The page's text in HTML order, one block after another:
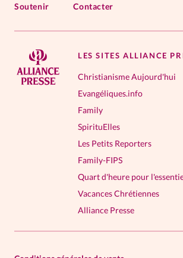
Soutenir Contacter
LES SITES ALLIANCE
Christianisme Aujourd'hui
Evangéliques.info
Family
SpirituElles
Les Petits Reporters
Family-FIPS
Quart d'heure pour
Vacances Chrétiennes
Alliance Presse